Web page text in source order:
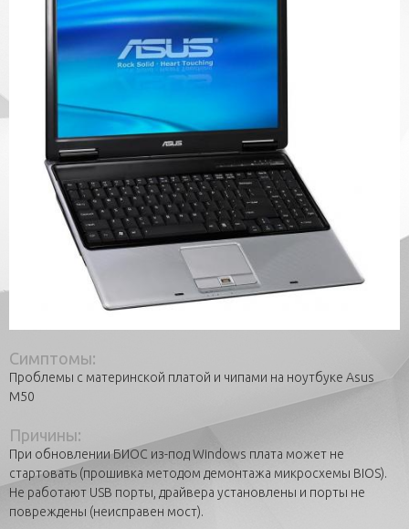
Симптомы:
Проблемы с материнской платой и чипами на ноутбуке Asus
M50
Причины:
При обновлении БИОС из-под Windows плата может не
стартовать (прошивка методом демонтажа микросхемы BIOS).
Не работают USB порты, драйвера установлены и порты не
повреждены (неисправен мост).